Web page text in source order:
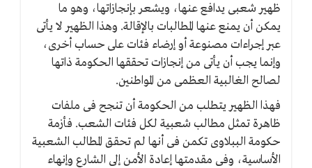
ظهير شعبى يدافع عنها، ويشعر بإنجازاتها، وهو ما
يمكن أن يمنع عنها المطالبات بالإقالة. وهذا الظهير لا يأتى
عبر إجراءات مصنوعة أو إرضاء فئات على حساب أخرى،
وإنما يجب أن يأتى من إنجازات تحققها الحكومة ذاتها
لصالح الغالبية العظمى من المواطنين.
فهذا الظهير يتطلب من الحكومة أن تنجح فى ملفات
ظاهرة تمثل مطالب شعبية لكل فئات الشعب. فأزمة
حكومة الببلاوى تكمن فى أنها لم تحقق المطالب الشعبية
الأساسية، وفى مقدمتها إعادة الأمن إلى الشارع وإنهاء